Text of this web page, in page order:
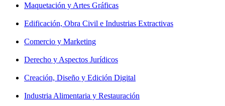
Maquetación y Artes Gráficas
Edificación, Obra Civil e Industrias Extractivas
Comercio y Marketing
Derecho y Aspectos Jurídicos
Creación, Diseño y Edición Digital
Industria Alimentaria y Restauración